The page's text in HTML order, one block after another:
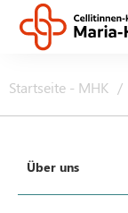
Startseite - MHK
Über uns